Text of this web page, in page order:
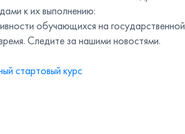
к их выполнению:
обучающихся на государственной
Следите за нашими новостями.
стартовый курс